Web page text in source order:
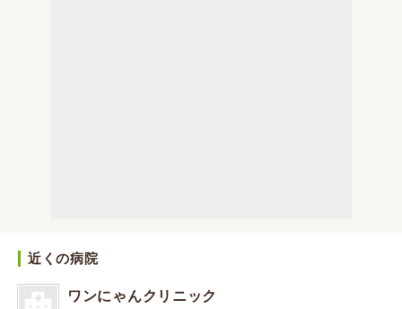
近くの病院
ワンにゃんクリニック